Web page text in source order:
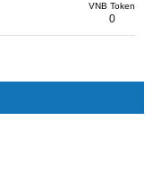
VNB Token
0